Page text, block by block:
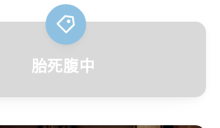
胎死腹中